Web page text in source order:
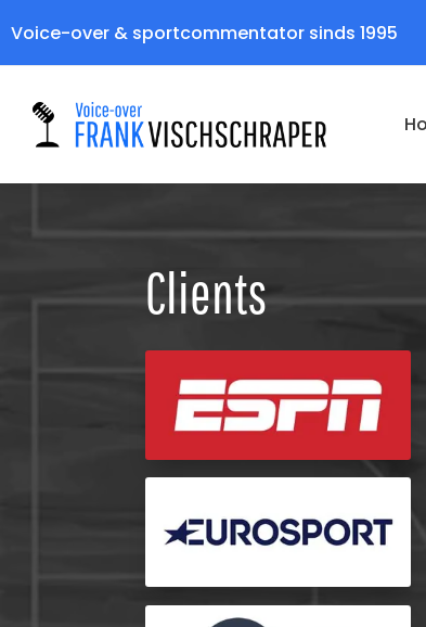
Voice-over & sportcommentator sinds 1995
Clients